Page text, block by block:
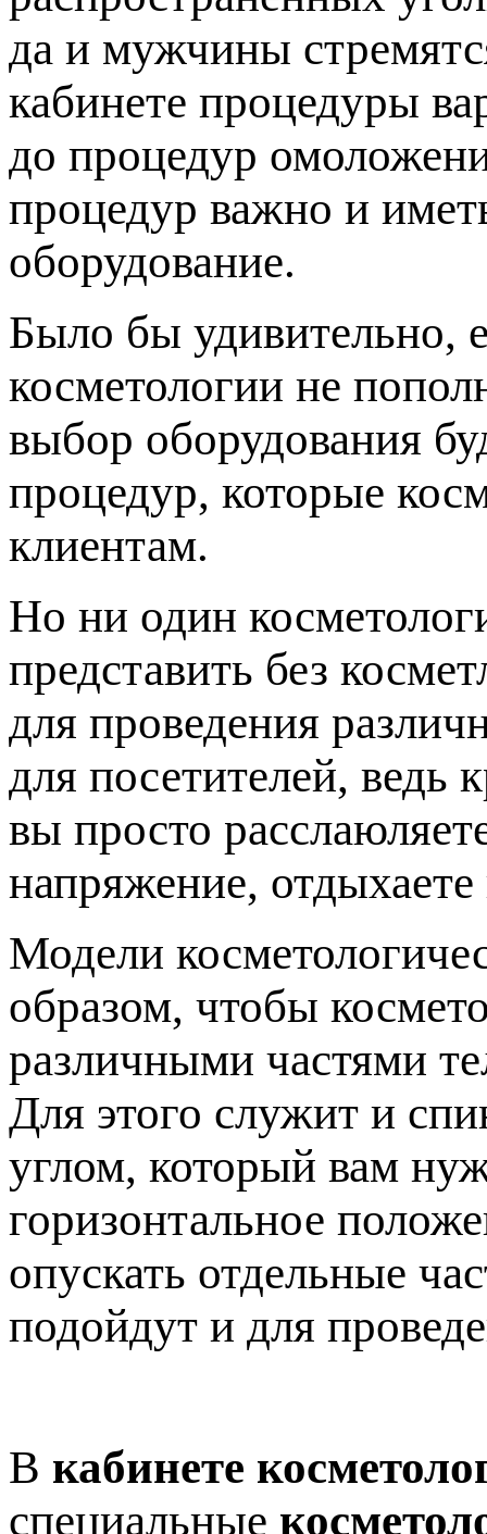
да и мужчины
кабинете процедуры
до процедур
процедур важно и
оборудование.
Было бы удивительно,
косметологии не
выбор оборудования
процедур, которые
клиентам.
Но ни один
представить без
для проведения
для посетителей, ведь
вы просто
напряжение,
Модели
образом, чтобы
различными частями
Для этого служит и
углом, который вам
горизонтальное
опускать отдельные
подойдут и для
В кабинете
специальные